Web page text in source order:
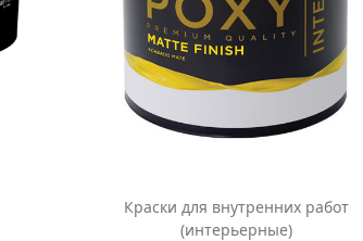
Краски для внутренних работ
(интерьерные)